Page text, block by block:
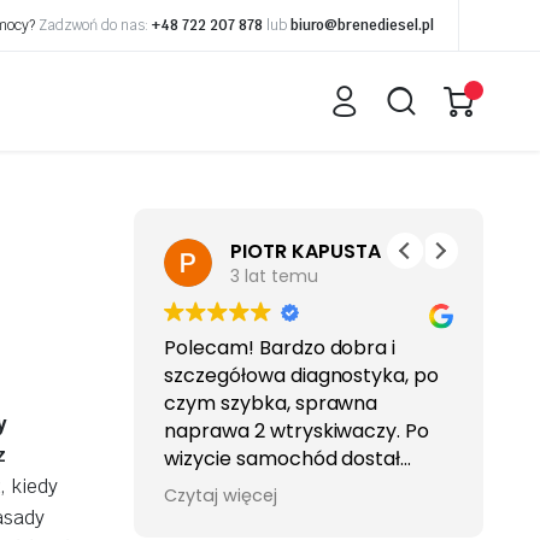
Zadzwoń do nas: +48 722 207 878 lub biuro@brenediesel.pl
kiedy
PIOTR KAPUSTA
3 lat temu
Polecam! Bardzo dobra i
szczegółowa diagnostyka, po
czym szybka, sprawna
naprawa 2 wtryskiwaczy. Po
wizycie samochód dostał
drugie życie i śmiga , aż miło! ;)
spalanie spadło i to dużo bo o
Czytaj więcej